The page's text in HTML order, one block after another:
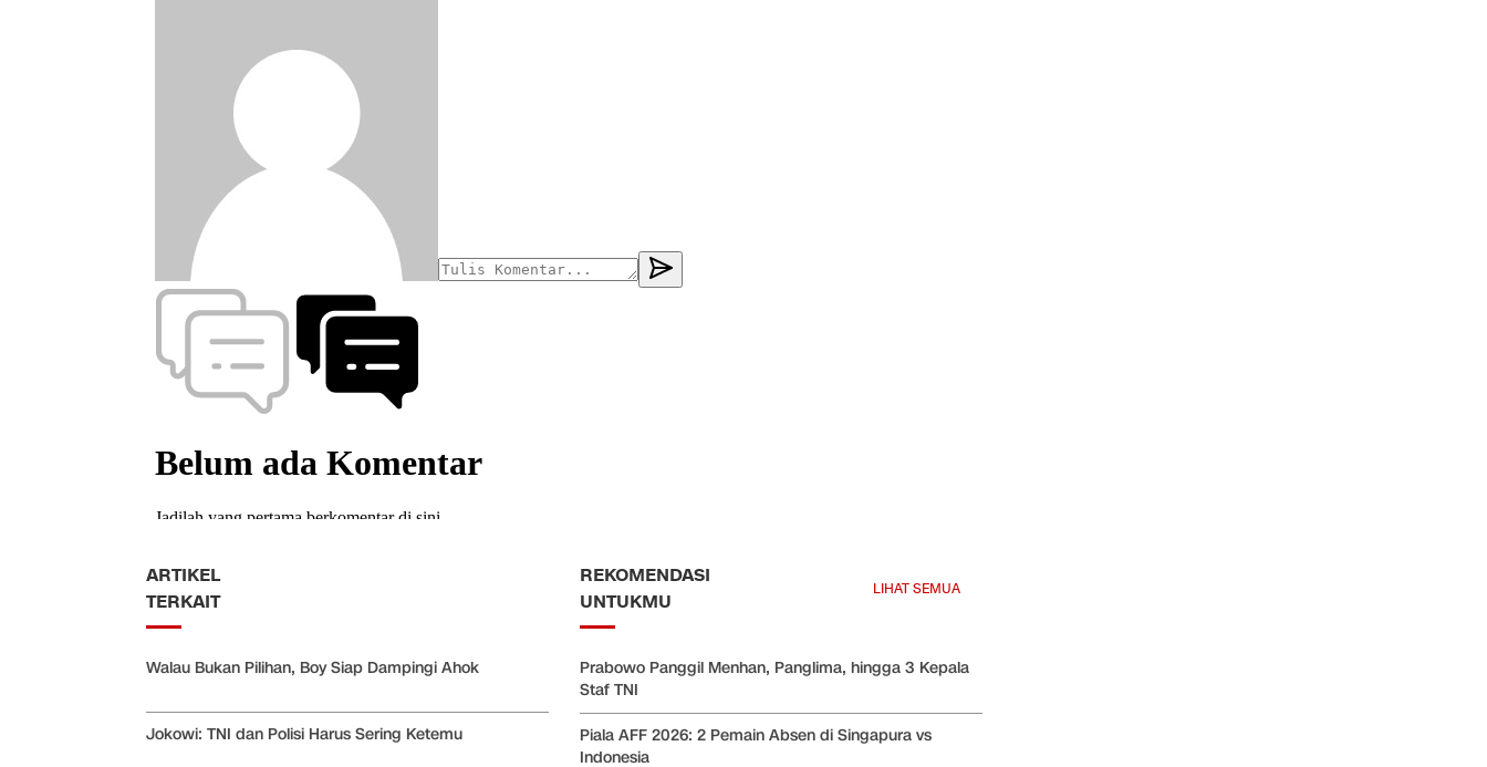
ARTIKEL
TERKAIT
Walau Bukan Pilihan, Boy Siap Dampingi Ahok
Jokowi: TNI dan Polisi Harus Sering Ketemu
REKOMENDASI
UNTUKMU
LIHAT SEMUA
Prabowo Panggil Menhan, Panglima, hingga 3 Kepala
Staf TNI
Piala AFF 2026: 2 Pemain Absen di Singapura vs
Indonesia